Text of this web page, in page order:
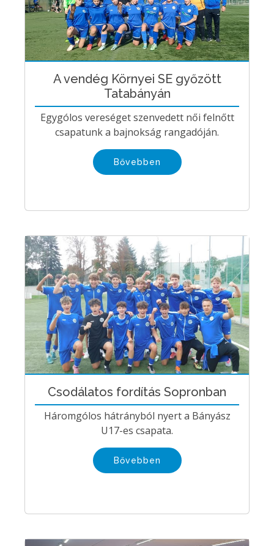
A vendég Környei SE győzött
Tatabányán
Egygólos vereséget szenvedett női felnőtt
csapatunk a bajnokság rangadóján.
Bővebben
Csodálatos fordítás Sopronban
Háromgólos hátrányból nyert a Bányász
U17-es csapata.
Bővebben